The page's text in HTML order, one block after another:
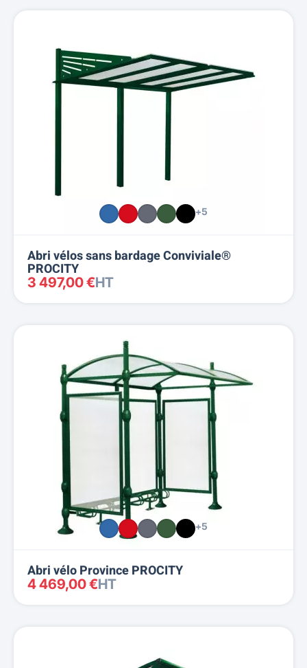
+5
Abri vélos sans bardage Conviviale®
PROCITY
3 497,00 €HT
+5
Abri vélo Province PROCITY
4 469,00 €HT